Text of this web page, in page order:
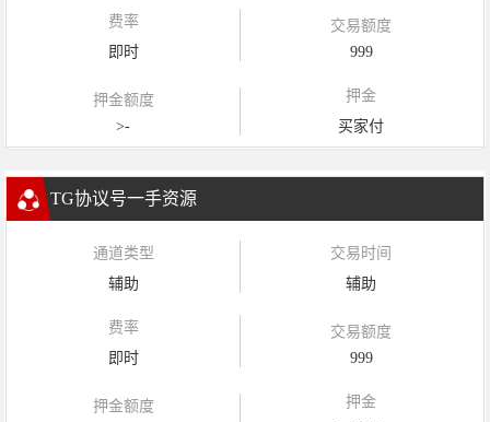
费率
即时
交易额度
999
押金额度
>-
押金
买家付
TG协议号一手资源
通道类型
辅助
交易时间
辅助
费率
即时
交易额度
999
押金额度
押金